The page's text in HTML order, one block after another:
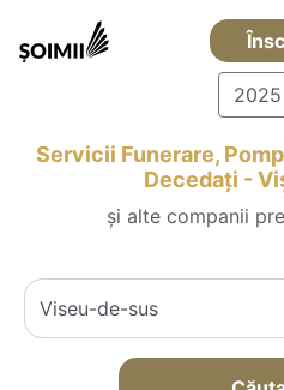
2025
Servicii Funerare,
Decedați -
și alte companii